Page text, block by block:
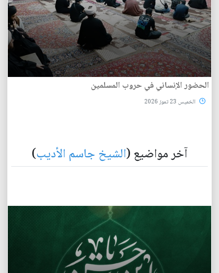
الحضور الإنساني في حروب المسلمين
الخميس 23 تموز 2026
آخر مواضيع (الشيخ جاسم الأديب)